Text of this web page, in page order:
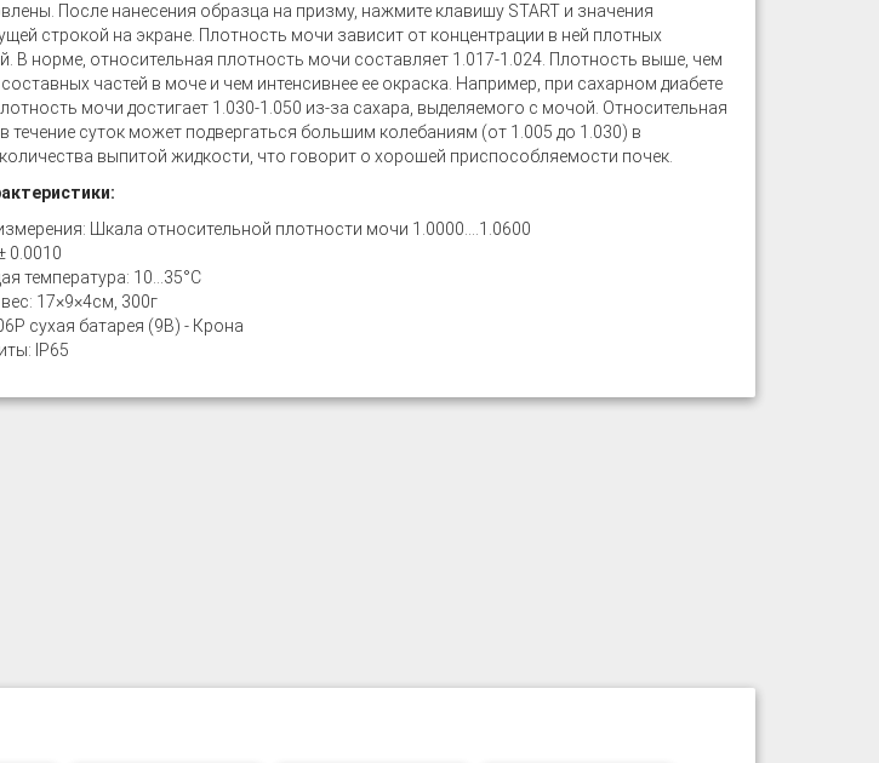
После нанесения образца на призму, нажмите клавишу START и значения
строкой на экране. Плотность мочи зависит от концентрации в ней плотных
В норме, относительная плотность мочи составляет 1.017-1.024. Плотность выше, чем
частей в моче и чем интенсивнее ее окраска. Например, при сахарном диабете
мочи достигает 1.030-1.050 из-за сахара, выделяемого с мочой. Относительная
течение суток может подвергаться большим колебаниям (от 1.005 до 1.030) в
выпитой жидкости, что говорит о хорошей приспособляемости почек.
Шкала относительной плотности мочи 1.0000....1.0600
0.0010
температура: 10...35°C
17×9×4cм, 300г
сухая батарея (9В) - Крона
IP65